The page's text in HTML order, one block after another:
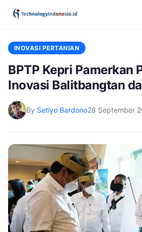
INOVASI PERTANIAN
BPTP Kepri Pamerkan
Inovasi Balitbangtan
By Setiyo Bardono28 September